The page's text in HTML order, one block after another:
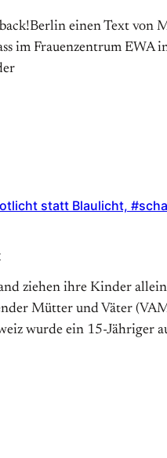
einen Text von
im Frauenzentrum
statt Blaulicht,
ziehen ihre Kinder
Mütter und Väter
wurde ein 15-Jähriger